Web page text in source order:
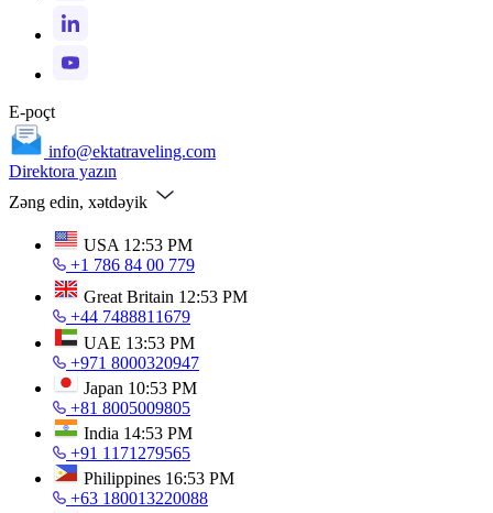
E-poçt
info@ektatraveling.com
Direktora yazın
Zəng edin, xətdəyik
USA 12:53 PM
+1 786 84 00 779
Great Britain 12:53 PM
+44 7488811679
UAE 13:53 PM
+971 8000320947
Japan 10:53 PM
+81 8005009805
India 14:53 PM
+91 1171279565
Philippines 16:53 PM
+63 180013220088